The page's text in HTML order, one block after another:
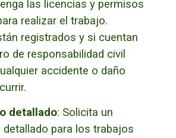
las licencias y permisos
realizar el trabajo.
registrados y si cuentan
de responsabilidad civil
accidente o daño
detallado: Solicita un
detallado para los trabajos